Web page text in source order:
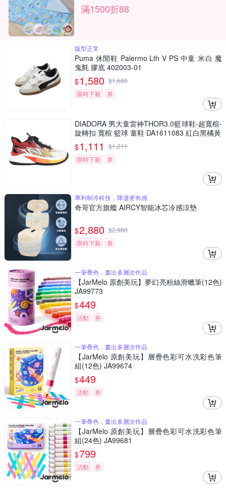
滿1500折88
版型正常
Puma 休閒鞋 Palermo Lth V PS 中童 米白 魔
鬼氈 膠底 402003-01
$1,580 $1,680
限時下殺
券
DIADORA 男大童雷神THOR3.0籃球鞋-超寬楦-
旋轉扣 寬楦 籃球 童鞋 DA1611083 紅白黑橘黃
$1,111 $1,211
限時下殺
券
專利制冷科技，降溫更有感
奇哥官方旗艦 AIRCY智能冰芯冷感涼墊
$2,880 $2,980
限時下殺
券
一筆疊色，畫出多層次作品
【JarMelo 原創美玩】夢幻亮粉絲滑蠟筆(12色)
JA99773
$449
活動 券
一筆疊色，畫出多層次作品
【JarMelo 原創美玩】層疊色彩可水洗彩色筆
組(12色) JA99674
$449
活動 券
一筆疊色，畫出多層次作品
【JarMelo 原創美玩】層疊色彩可水洗彩色筆
組(24色) JA99681
$799
活動 券